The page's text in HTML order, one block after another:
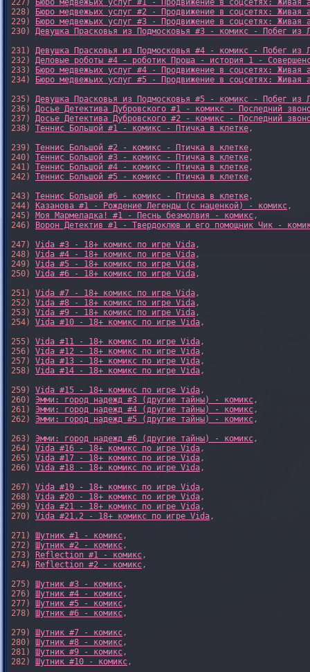
227)
Бюро медвежьих услуг #1 - Продвижение в соцсетях: Живая
228)
Бюро медвежьих услуг #2 - Продвижение в соцсетях: Живая
229)
Бюро медвежьих услуг #3 - Продвижение в соцсетях: Живая
230) Девушка Прасковья из Подмосковья #3 - комикс - Побег из
231) Девушка Прасковья из Подмосковья #4 - комикс - Побег из
232) Деловые роботы #4 - роботик Проша - история 1 -
233)
Бюро медвежьих услуг #4 - Продвижение в соцсетях: Живая
234)
Бюро медвежьих услуг #5 - Продвижение в соцсетях: Живая
235) Девушка Прасковья из Подмосковья #5 - комикс - Побег из
236) Досье Детектива Дубровского #1 - комикс - Последний
237) Досье Детектива Дубровского #2 - комикс - Последний
238) Теннис Большой #1 - комикс - Птичка в клетке,
239) Теннис Большой #2 - комикс - Птичка в клетке,
240) Теннис Большой #3 - комикс - Птичка в клетке,
241) Теннис Большой #4 - комикс - Птичка в клетке,
242) Теннис Большой #5 - комикс - Птичка в клетке,
243) Теннис Большой #6 - комикс - Птичка в клетке,
244)
Казанова #1 - Рождение Легенды (с наценкой) - комикс,
245) Моя Мармеладка! #1 - Песнь безмолвия - комикс,
246)
Ворон Детектив #1 - Твердоклюв и его помощник Чик -
247) Vida #3 - 18+ комикс по игре Vida,
248) Vida #4 - 18+ комикс по игре Vida,
249) Vida #5 - 18+ комикс по игре Vida,
250) Vida #6 - 18+ комикс по игре Vida,
251) Vida #7 - 18+ комикс по игре Vida,
252) Vida #8 - 18+ комикс по игре Vida,
253) Vida #9 - 18+ комикс по игре Vida,
254) Vida #10 - 18+ комикс по игре Vida,
255) Vida #11 - 18+ комикс по игре Vida,
256) Vida #12 - 18+ комикс по игре Vida,
257) Vida #13 - 18+ комикс по игре Vida,
258) Vida #14 - 18+ комикс по игре Vida,
259) Vida #15 - 18+ комикс по игре Vida,
260) Эмми: город надежд #3 (другие тайны) - комикс,
261) Эмми: город надежд #4 (другие тайны) - комикс,
262) Эмми: город надежд #5 (другие тайны) - комикс,
263) Эмми: город надежд #6 (другие тайны) - комикс,
264) Vida #16 - 18+ комикс по игре Vida,
265) Vida #17 - 18+ комикс по игре Vida,
266) Vida #18 - 18+ комикс по игре Vida,
267) Vida #19 - 18+ комикс по игре Vida,
268) Vida #20 - 18+ комикс по игре Vida,
269) Vida #21 - 18+ комикс по игре Vida,
270) Vida #21.2 - 18+ комикс по игре Vida,
271) Шутник #1 - комикс,
272) Шутник #2 - комикс,
273)
Reflection #1 - комикс,
274)
Reflection #2 - комикс,
275) Шутник #3 - комикс,
276) Шутник #4 - комикс,
277) Шутник #5 - комикс,
278) Шутник #6 - комикс,
279) Шутник #7 - комикс,
280) Шутник #8 - комикс,
281) Шутник #9 - комикс,
282) Шутник #10 - комикс,